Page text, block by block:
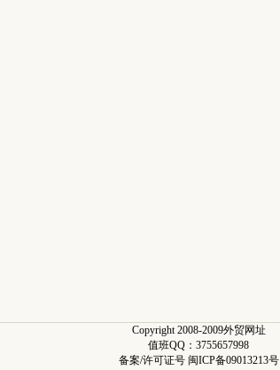
Copyright 2008-2009外贸网址
值班QQ：3755657998
备案/许可证号 闽ICP备09013213号